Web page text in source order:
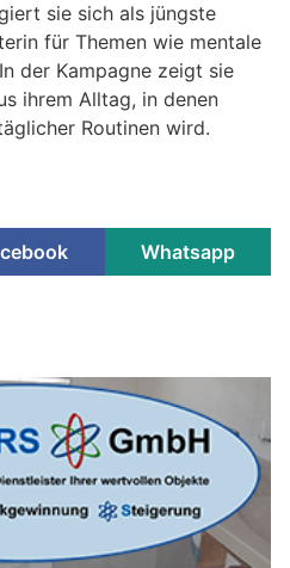
sie sich als jüngste
für Themen wie mentale
der Kampagne zeigt sie
ihrem Alltag, in denen
Routinen wird.
Whatsapp